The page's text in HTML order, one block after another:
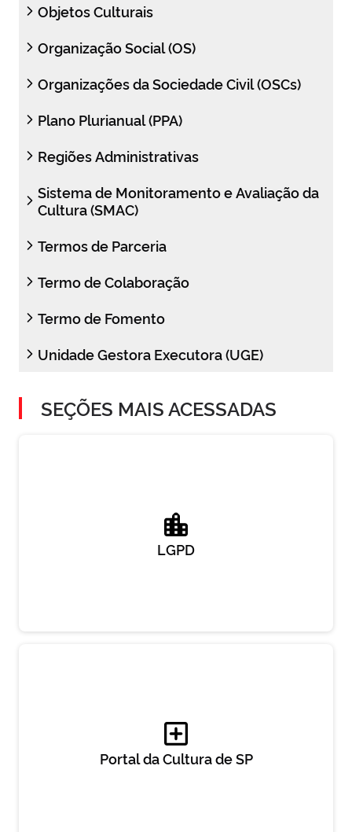
Objetos Culturais
Organização Social (OS)
Organizações da Sociedade Civil (OSCs)
Plano Plurianual (PPA)
Regiões Administrativas
Sistema de Monitoramento e Avaliação da
Cultura (SMAC)
Termos de Parceria
Termo de Colaboração
Termo de Fomento
Unidade Gestora Executora (UGE)
SEÇÕES MAIS ACESSADAS
LGPD
Portal da Cultura de SP